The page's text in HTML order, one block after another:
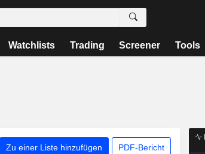
Watchlists Trading Screener Tools
Zu einer Liste hinzufügen PDF-Bericht